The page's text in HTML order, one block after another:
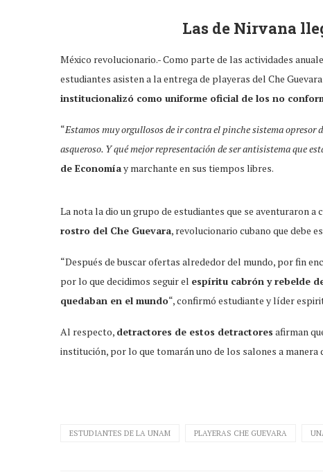
Las de Nirvana
México revolucionario.- Como parte de las actividades
estudiantes asisten a la entrega de playeras del Che
institucionalizó como uniforme oficial de los no
“Estamos muy orgullosos de ir contra el pinche sistema opresor
asqueroso. Y qué mejor representación de ser antisistema que
de Economíay marchante en sus tiempos libres.
La nota la dio un grupo de estudiantes que se aventuraron a
rostro del Che Guevara, revolucionario cubano que debe
“Después de buscar ofertas alrededor del mundo, por fin
por lo que decidimos seguir el espíritu cabrón y rebelde
quedaban en el mundo“, confirmó estudiante y líder
Al respecto, detractores de estos detractores afirman
institución, por lo que tomarán uno de los salones a
ESTUDIANTES DE LA UNAM PLAYERAS CHE GUEVARA